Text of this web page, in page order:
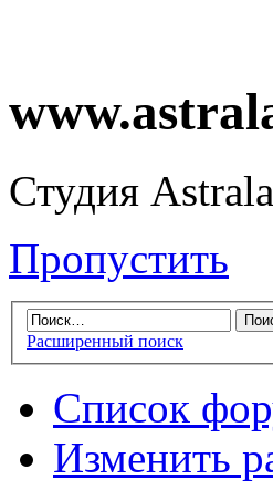
Студия
Пропустить
Расширенный поиск
Список
Изменить